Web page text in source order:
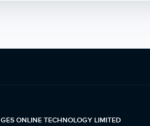
GES ONLINE TECHNOLOGY LIMITED